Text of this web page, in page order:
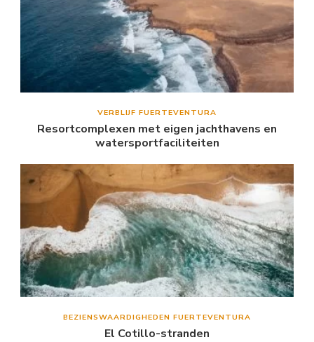
VERBLIJF FUERTEVENTURA
Resortcomplexen met eigen jachthavens en
watersportfaciliteiten
BEZIENSWAARDIGHEDEN FUERTEVENTURA
El Cotillo-stranden